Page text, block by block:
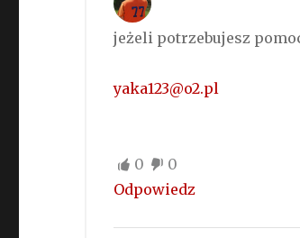
jeżeli potrzebujesz
yaka123@o2.pl
0
0
Odpowiedz